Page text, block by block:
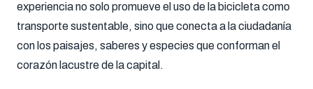
experiencia no solo promueve el uso de la bicicleta como
transporte sustentable, sino que conecta a la ciudadanía
con los paisajes, saberes y especies que conforman el
corazón lacustre de la capital.